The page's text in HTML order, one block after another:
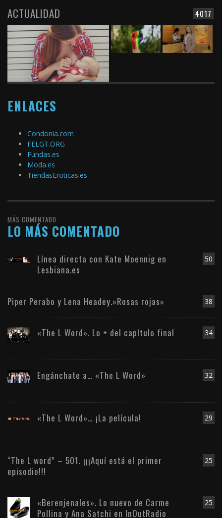
4017
ACTUALIDAD
ENLACES
Condonia.com
FELGT.ORG
Fundas.es
Moda.es
TiendasEroticas.es
MÁS COMENTADO
LO MÁS COMENTADO
50
Línea directa con Kate Moennig en
Lesbiana.es
38
Piper Perabo y Lena Headey.»Rosas rojas»
34
«The L Word». Lo + del capítulo final
32
Engánchate a… «The L Word»
29
«The L Word»… ¡La película!
25
“The L word” – 501. ¡¡¡Aquí está el primer
episodio!!!
25
«Berenjenales». Lo nuevo de Carme
Pollina y Ana Satchi en InOutRadio